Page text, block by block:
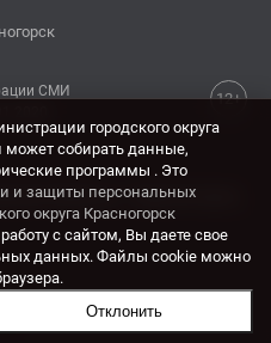
12+
СМИ
область, г. Красногорск,
городского округа
может собирать данные,
программы . Это
и защиты персональных
округа Красногорск
с сайтом, Вы даете свое
данных. Файлы cookie можно
Отклонить